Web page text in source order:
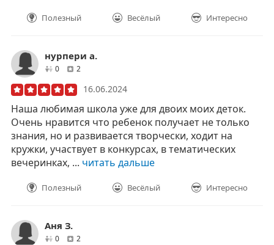
Полезный Весёлый Интересно
нурпери а.
0друзей
2
16.06.2024
Наша любимая школа уже для двоих моих деток.
Очень нравится что ребенок получает не только
знания, но и развивается творчески, ходит на
кружки, участвует в конкурсах, в тематических
вечеринках, ... читать дальше
Полезный Весёлый Интересно
Аня З.
0друзей
2